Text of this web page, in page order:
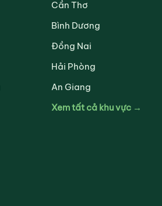
Cần Thơ
Bình Dương
Đồng Nai
Hải Phòng
An Giang
Xem tất cả khu vực →